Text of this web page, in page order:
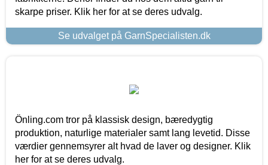
skarpe priser. Klik her for at se deres udvalg.
Se udvalget på GarnSpecialisten.dk
Önling.com tror på klassisk design, bæredygtig
produktion, naturlige materialer samt lang levetid. Disse
værdier gennemsyrer alt hvad de laver og designer. Klik
her for at se deres udvalg.